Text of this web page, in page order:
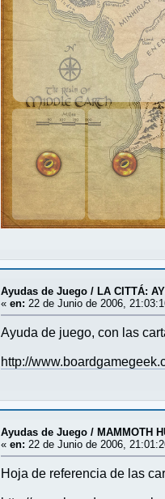
Ayudas de Juego / LA CITTÁ:
«en: 22 de Junio de 2006,
Ayuda de juego, con las
http://
Ayudas de Juego / MAMMOTH
«en: 22 de Junio de 2006,
Hoja de referencia de las